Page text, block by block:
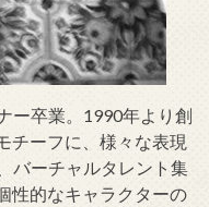
ー卒業。1990年より創
チーフに、様々な表現
バーチャルタレント集
性的なキャラクターの